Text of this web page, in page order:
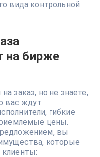
вида контрольной
на бирже
заказ, но не знаете,
вас ждут
гибкие
цены.
вы
которые